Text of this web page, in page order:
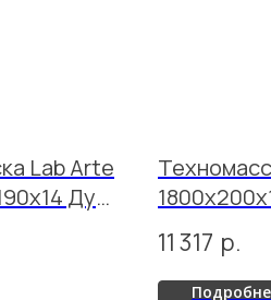
Lab Arte
Дуб
Селект
11 317 р.